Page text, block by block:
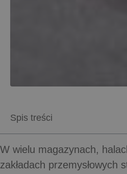
Spis treści
W wielu magazynach,
zakładach przemysłowych